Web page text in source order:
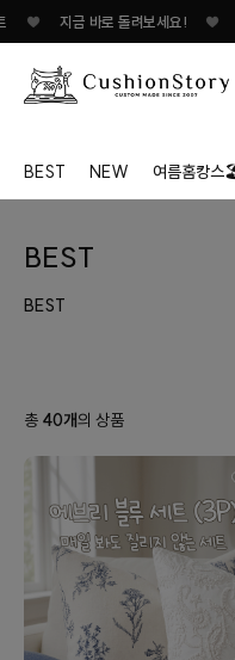
♥ 지금 바로 돌려보세요! ♥
BEST NEW 여름홈캉
BEST
BEST
총 40개의 상품